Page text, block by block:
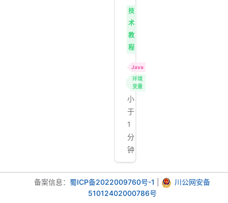
技
术
教
程
Java
环境
变量
小
于
1
分
钟
备案信息： 蜀ICP备2022009760号-1
川公网安备
51012402000786号